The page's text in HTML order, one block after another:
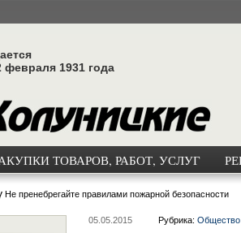
февраля 1931 года
ТОВАРОВ, РАБОТ, УСЛУГ
Не пренебрегайте правилами пожарной безопасности
05.05.2015 Рубрика: Общество